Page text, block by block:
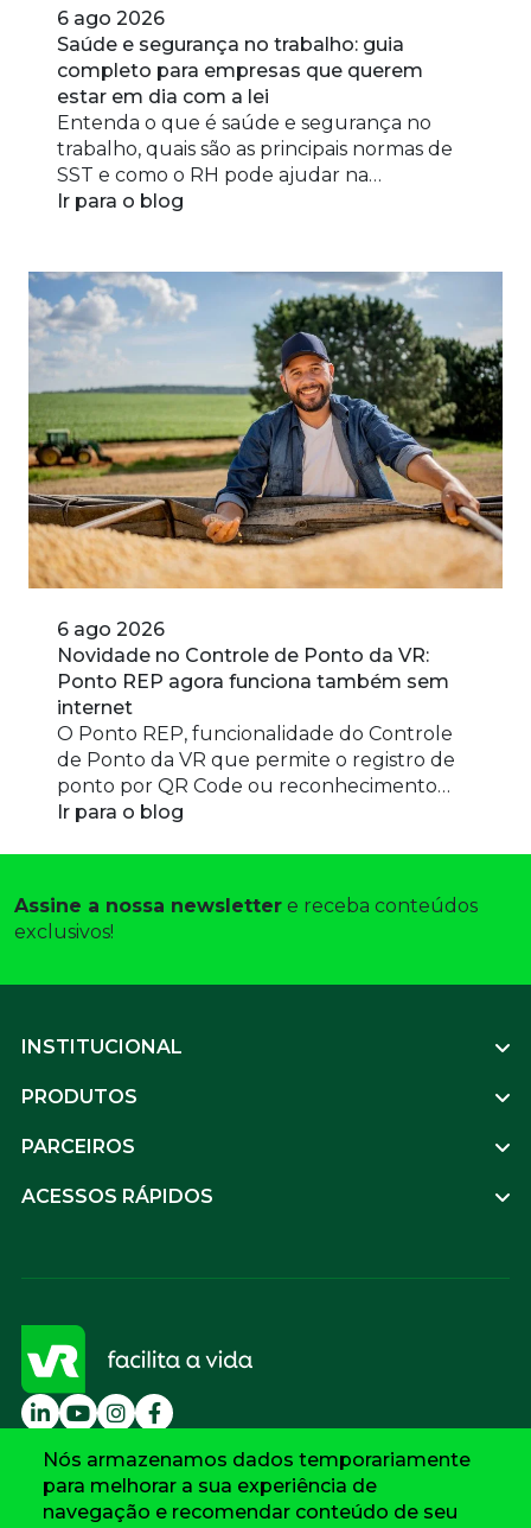
6 ago 2026
Saúde e segurança no trabalho: guia
completo para empresas que querem
estar em dia com a lei
Entenda o que é saúde e segurança no
trabalho, quais são as principais normas de
SST e como o RH pode ajudar na
prevenção de riscos ocupacionais.
Ir para o blog
6 ago 2026
Novidade no Controle de Ponto da VR:
Ponto REP agora funciona também sem
internet
O Ponto REP, funcionalidade do Controle
de Ponto da VR que permite o registro de
ponto por QR Code ou reconhecimento
facial em um único dispositivo
ponto normalmente mesmo em locais sem
internet ou com conexão instável. Assim
Ir para o blog
Assine a nossa newsletter e receba conteúdos
exclusivos!
Footer
INSTITUCIONAL
PRODUTOS
PARCEIROS
ACESSOS RÁPIDOS
BAIXE O SUPERAPP VR
Nós armazenamos dados temporariamente
para melhorar a sua experiência de
navegação e recomendar conteúdo de seu